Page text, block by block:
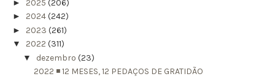
► 2025 (206)
► 2024(242)
► 2023 (261)
▼ 2022 (311)
▼ dezembro (23)
2022 ◾ 12 MESES, 12 PEDAÇOS DE GRATIDÃO